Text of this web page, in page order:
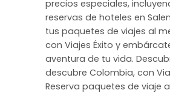
precios especiales,
reservas de hoteles en
tus paquetes de viajes al
con Viajes Éxito y
aventura de tu vida.
descubre Colombia, con
Reserva paquetes de viaje